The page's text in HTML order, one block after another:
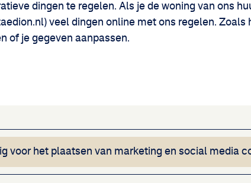
dingen te regelen. Als je de woning van ons
veel dingen online met ons regelen. Zoals
of je gegeven aanpassen.
Deze inhoud kan niet
voor het plaatsen van marketing en social media